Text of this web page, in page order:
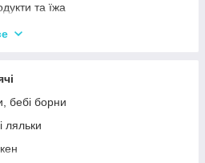
та їжа
набори для прибирання
набори лікаря
набір кухня
магазин, касса
бебі борни
ляльки